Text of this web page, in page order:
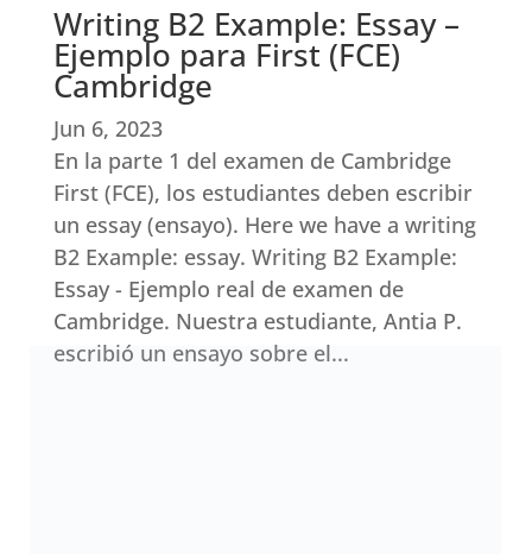
Writing B2 Example: Essay –
Ejemplo para First (FCE)
Cambridge
Jun 6, 2023
En la parte 1 del examen de Cambridge
First (FCE), los estudiantes deben escribir
un essay (ensayo). Here we have a writing
B2 Example: essay. Writing B2 Example:
Essay - Ejemplo real de examen de
Cambridge. Nuestra estudiante, Antia P.
escribió un ensayo sobre el...